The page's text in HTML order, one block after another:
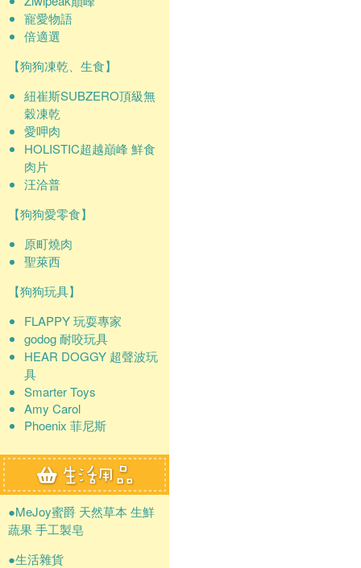
寵愛物語
倍適選
【狗狗凍乾、生食】
紐崔斯SUBZERO頂級無
穀凍乾
愛呷肉
HOLISTIC超越巔峰 鮮食
肉片
汪洽普
【狗狗愛零食】
原町燒肉
聖萊西
【狗狗玩具】
FLAPPY 玩耍專家
godog 耐咬玩具
HEAR DOGGY 超聲波玩
具
Smarter Toys
Amy Carol
Phoenix 菲尼斯
●MeJoy蜜爵 天然草本 生鮮
蔬果 手工製皂
●生活雜貨